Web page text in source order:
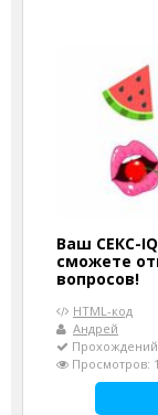
Ваш СЕКС-
сможете
вопросов!
HTML-код
Андрей
Просмотров: